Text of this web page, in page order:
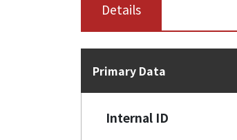
Details
Primary Data
Internal ID